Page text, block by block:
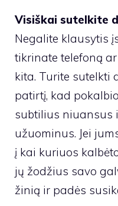
Visiškai sutelkite
Negalite klausytis
tikrinate telefoną
kita. Turite sutelkti
patirtį, kad
subtilius niuansus
užuominus. Jei
į kai kuriuos
jų žodžius savo
žinią ir padės